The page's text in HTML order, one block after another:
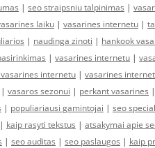
| seo straipsniu talpinimas |
laiku | vasarines internetu |
| naudinga zinoti | hankook
| vasarines internetu |
internetu | vasarines
| vasaros sezonui | perkant vasarines |
| populiariausi gamintojai | seo
| kaip rasyti tekstus | atsakymai apie
| seo auditas | seo paslaugos | kaip